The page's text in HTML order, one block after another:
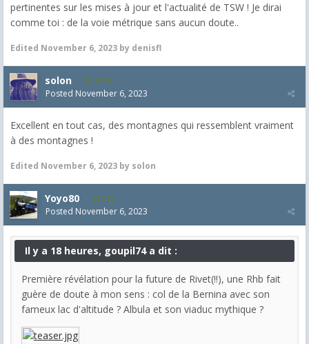
pertinentes sur les mises à jour et l'actualité de TSW ! Je dirai
comme toi : de la voie métrique sans aucun doute..
Edited November 6, 2023 by denisfl
solon 1,548
Posted November 6, 2023
Excellent en tout cas, des montagnes qui ressemblent vraiment
à des montagnes !
Edited November 6, 2023 by solon
Yoyo80 112
Posted November 6, 2023
Il y a 18 heures, goupil74 a dit :
Première révélation pour la future de Rivet(!!), une Rhb fait
guère de doute à mon sens : col de la Bernina avec son
fameux lac d'altitude ? Albula et son viaduc mythique ?